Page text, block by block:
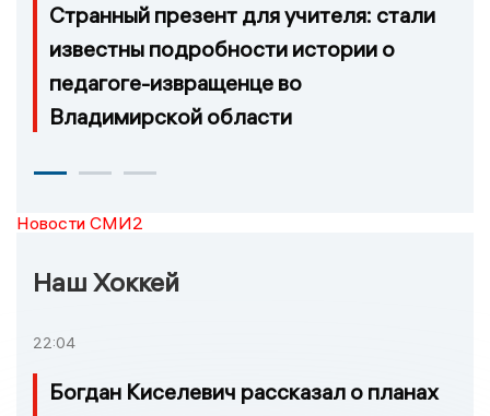
Странный презент для учителя: стали
известны подробности истории о
педагоге-извращенце во
Владимирской области
Новости СМИ2
Наш Хоккей
22:04
Богдан Киселевич рассказал о планах